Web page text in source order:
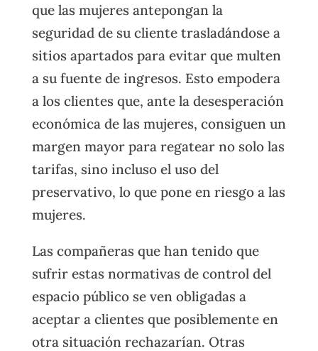
que las mujeres antepongan la
seguridad de su cliente trasladándose a
sitios apartados para evitar que multen
a su fuente de ingresos. Esto empodera
a los clientes que, ante la desesperación
económica de las mujeres, consiguen un
margen mayor para regatear no solo las
tarifas, sino incluso el uso del
preservativo, lo que pone en riesgo a las
mujeres.
Las compañeras que han tenido que
sufrir estas normativas de control del
espacio público se ven obligadas a
aceptar a clientes que posiblemente en
otra situación rechazarían. Otras